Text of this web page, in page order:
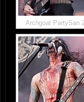
Archgoat PartySan